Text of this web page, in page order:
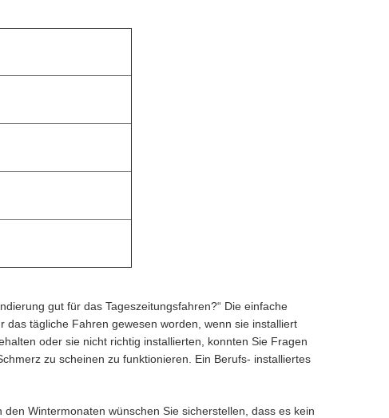
gut für das Tageszeitungsfahren?“ Die einfache
tägliche Fahren gewesen worden, wenn sie installiert
oder sie nicht richtig installierten, konnten Sie Fragen
zu scheinen zu funktionieren. Ein Berufs- installiertes
Wintermonaten wünschen Sie sicherstellen, dass es kein